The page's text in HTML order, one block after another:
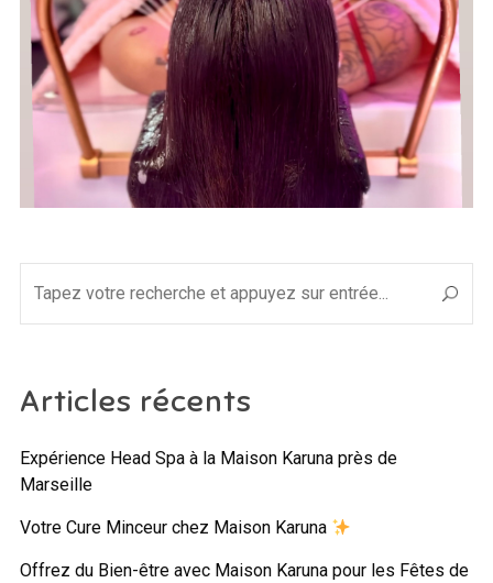
Articles récents
Expérience Head Spa à la Maison Karuna près de
Marseille
Votre Cure Minceur chez Maison Karuna
Offrez du Bien-être avec Maison Karuna pour les Fêtes de